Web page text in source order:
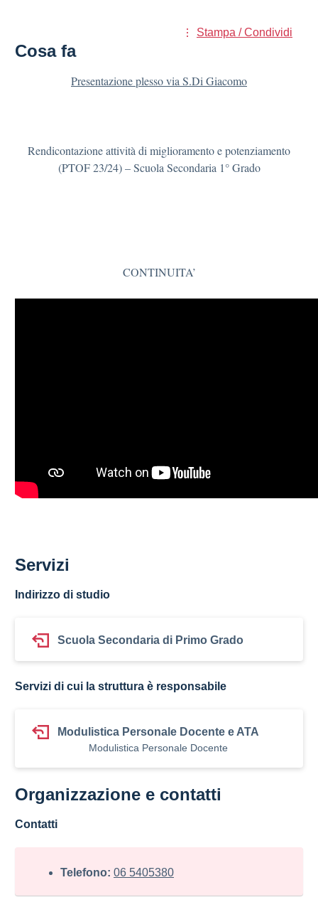
Stampa / Condividi
Cosa fa
Presentazione plesso via S.Di Giacomo
Rendicontazione attività di miglioramento e potenziamento
(PTOF 23/24) – Scuola Secondaria 1° Grado
CONTINUITA’
Servizi
Indirizzo di studio
Scuola Secondaria di Primo Grado
Servizi di cui la struttura è responsabile
Modulistica Personale Docente e ATA
Modulistica Personale Docente
Organizzazione e contatti
Contatti
Telefono: 06 5405380